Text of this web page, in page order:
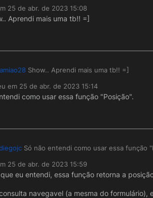
25 de abr. de 2023 15:08
por
Aprendi mais uma tb!! =]
Show.. Aprendi mais uma tb!! =]
em 25 de abr. de 2023 15:14
por
como usar essa função "Posição".
Só não entendi como usar essa função
25 de abr. de 2023 15:59
por
que eu entendi, essa função retorna a
navegavel (a mesma do